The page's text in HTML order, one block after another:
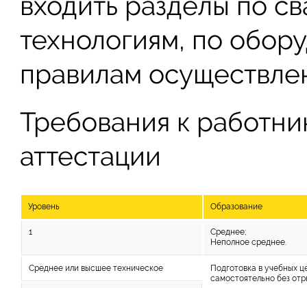
технологиям, по
правилам
Требования к
аттестации
Уровень Образование
1
Среднее;
Неполное среднее.
Среднее или высшее техническое
Подготовка в учебных
самостоятельно без